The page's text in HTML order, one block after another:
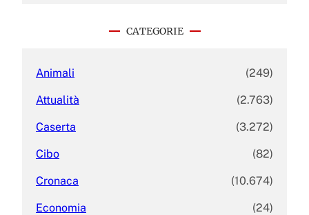
CATEGORIE
Animali (249)
Attualità (2.763)
Caserta (3.272)
Cibo (82)
Cronaca (10.674)
Economia (24)